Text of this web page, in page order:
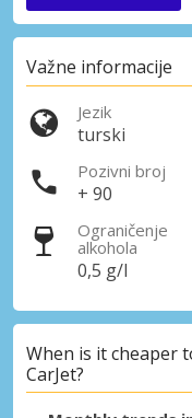
Važne informacije
Jezik
turski
Pozivni broj
+ 90
Ograničenje
alkohola
0,5 g/l
When is it cheaper
CarJet?